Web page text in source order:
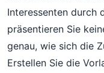
Interessenten durch
präsentieren Sie
genau, wie sich die
Erstellen Sie die